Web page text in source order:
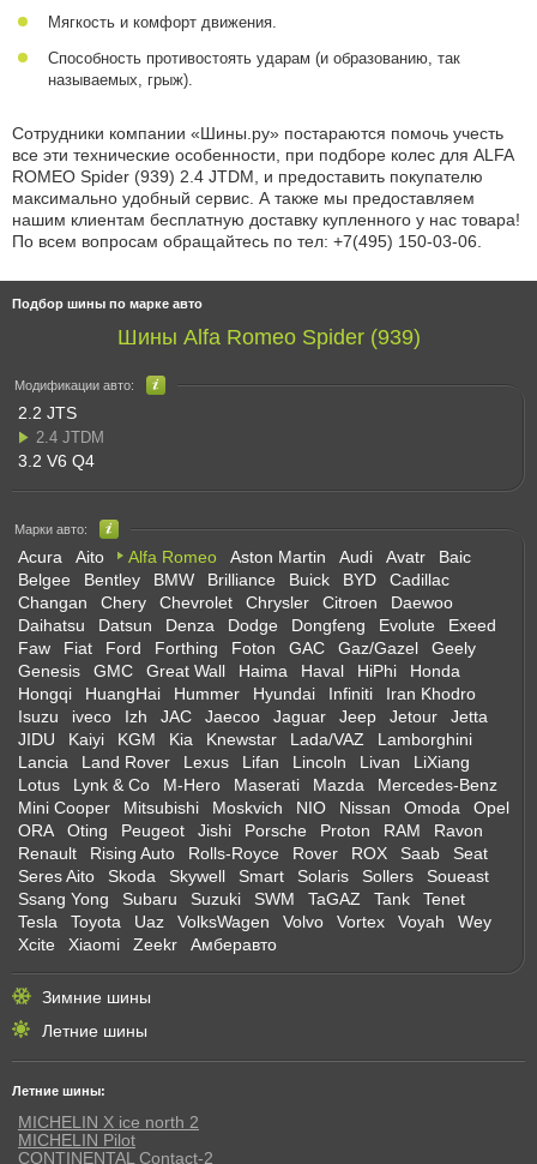
Подбор шины по марке авто
Шины Alfa Romeo Spider (939)
Модификации авто:
2.2 JTS
2.4 JTDM
3.2 V6 Q4
Марки авто:
Acura Aito Alfa Romeo Aston Martin Audi Avatr
Baic
Belgee
Bentley BMW Brilliance Buick BYD
Cadillac
Changan
Chery Chevrolet Chrysler Citroen
Daewoo
Daihatsu
Datsun Denza Dodge Dongfeng Evolute
Exeed
Faw
Fiat Ford Forthing Foton GAC Gaz/Gazel
Geely
Genesis
GMC Great Wall Haima Haval HiPhi
Honda
Hongqi
HuangHai Hummer Hyundai Infiniti
Iran Khodro
Isuzu
iveco Izh JAC Jaecoo Jaguar Jeep Jetour
Jetta
JIDU
Kaiyi KGM Kia Knewstar Lada/VAZ
Lamborghini
Lancia
Land Rover Lexus Lifan Lincoln Livan
LiXiang
Lotus
Lynk & Co M-Hero Maserati Mazda
Mercedes-Benz
Mini Cooper
Mitsubishi Moskvich NIO Nissan Omoda
Opel
ORA
Oting Peugeot Jishi Porsche Proton RAM
Ravon
Renault
Rising Auto Rolls-Royce Rover ROX Saab
Seat
Seres Aito
Skoda Skywell Smart Solaris Sollers
Soueast
Ssang Yong
Subaru Suzuki SWM TaGAZ Tank
Tenet
Tesla
Toyota Uaz VolksWagen Volvo Vortex Voyah
Wey
Xcite
Xiaomi Zeekr Амберавто
Зимние шины
Летние шины
Летние шины:
MICHELIN X ice north 2
MICHELIN Pilot
CONTINENTAL Contact-2
Мягкость и комфорт движения.
Способность противостоять ударам (и образованию, так
называемых, грыж).
Сотрудники компании «Шины.ру» постараются помочь учесть
все эти технические особенности, при подборе колес для ALFA
ROMEO Spider (939) 2.4 JTDM, и предоставить покупателю
максимально удобный сервис. А также мы предоставляем
нашим клиентам бесплатную доставку купленного у нас товара!
По всем вопросам обращайтесь по тел: +7(495) 150-03-06